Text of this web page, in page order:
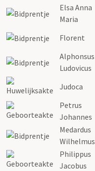
Elsa Anna
Maria
Florent
Alphonsus
Ludovicus
Judoca
Petrus
Johannes
Medardus
Wilhelmus
Philippus
Jacobus